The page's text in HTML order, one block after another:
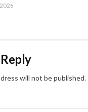
will not be published.